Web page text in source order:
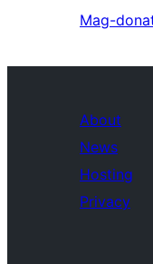
Mag-
About
News
Hosting
Privacy